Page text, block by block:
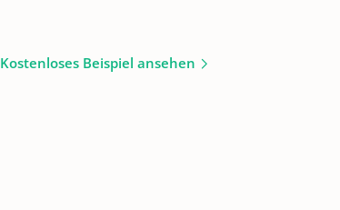
Kostenloses Beispiel ansehen